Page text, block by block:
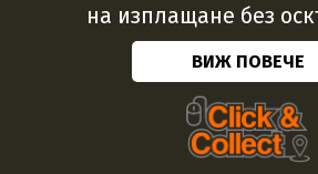
на изплащане без
ВИЖ ПОВЕЧЕ